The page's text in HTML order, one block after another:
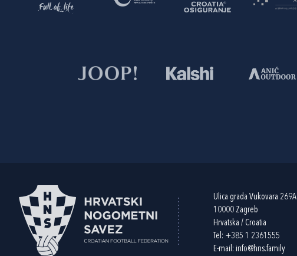
Ulica grada Vukovara 269A
10000 Zagreb
Hrvatska / Croatia
Tel: +385 1 2361555
E-mail: info@hns.family